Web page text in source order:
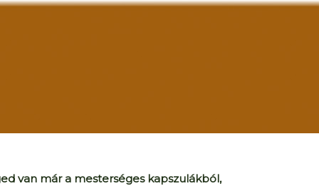
van már a mesterséges kapszulákból,